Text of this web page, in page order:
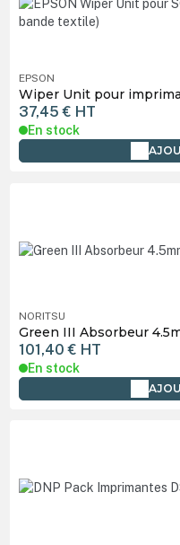
EPSON
Wiper Unit pour
37,45 € HT
En stock
NORITSU
Green III Absorbeur
101,40 € HT
En stock